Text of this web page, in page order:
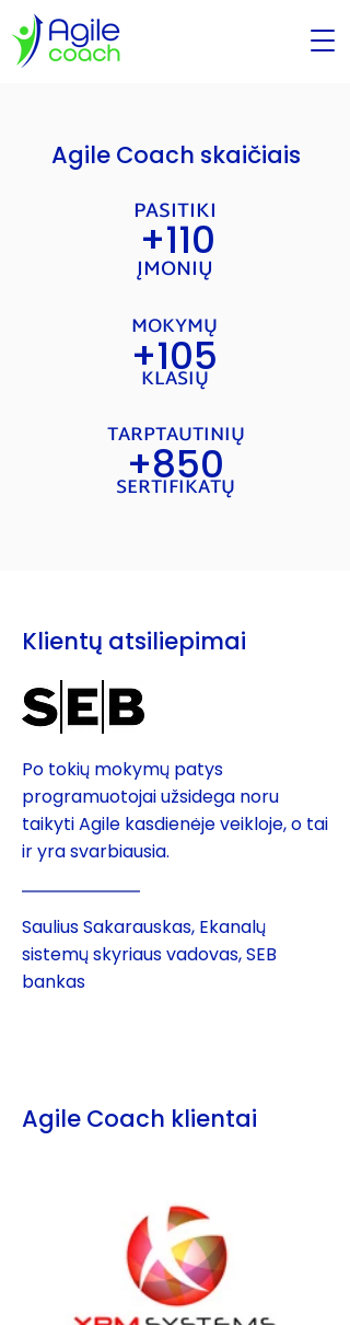
Agile Coach skaičiais
PASITIKI
+110
ĮMONIŲ
MOKYMŲ
+105
KLASIŲ
TARPTAUTINIŲ
+850
SERTIFIKATŲ
Klientų atsiliepimai
Po tokių mokymų patys
programuotojai užsidega noru
taikyti Agile kasdienėje veikloje, o tai
ir yra svarbiausia.
Saulius Sakarauskas, Ekanalų
sistemų skyriaus vadovas, SEB
bankas
Agile Coach klientai